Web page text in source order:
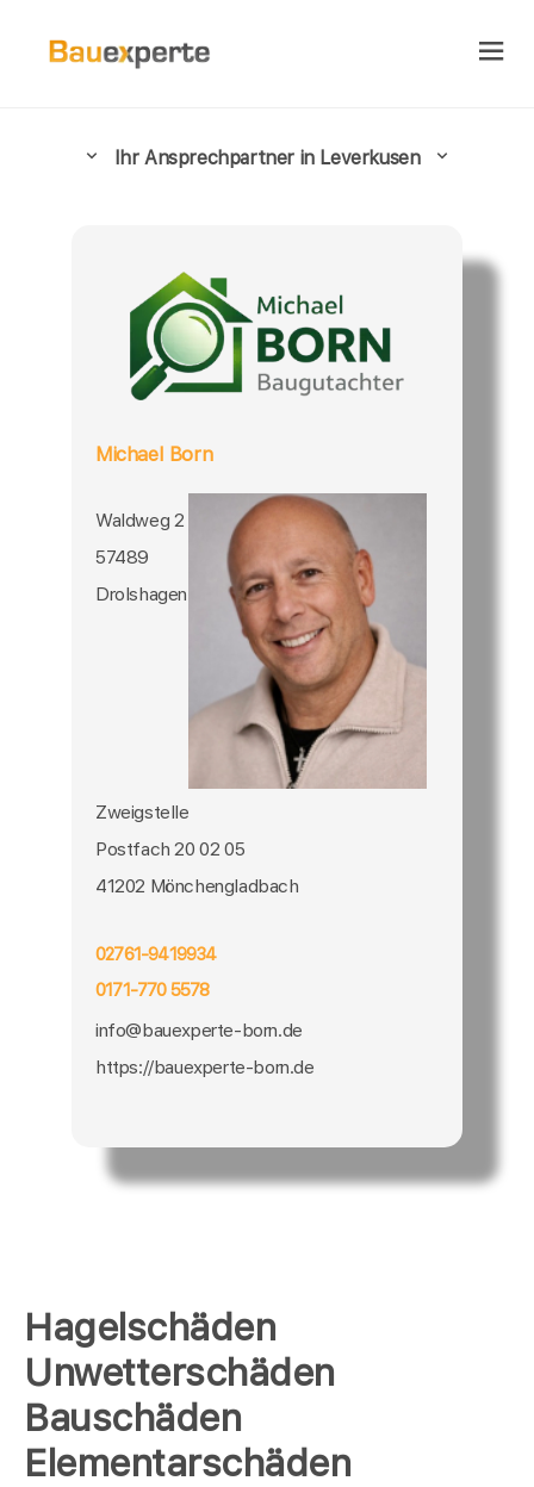
Hagelschäden
Unwetterschäden
Bauschäden
Elementarschäden
Ihr Ansprechpartner in Leverkusen
Michael Born
Waldweg 2
57489
Drolshagen
Zweigstelle
Postfach 20 02 05
41202 Mönchengladbach
02761-9419934
0171-770 5578
info@bauexperte-born.de
https://bauexperte-born.de